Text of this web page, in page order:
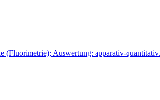
(Fluorimetrie); Auswertung: apparativ-quantitativ.